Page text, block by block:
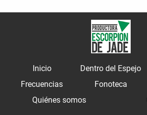
Inicio Dentro del Espejo
Frecuencias
Fonoteca
Quiénes somos